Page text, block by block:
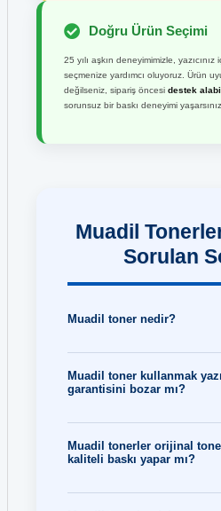
Doğru Ürün Seçimi
25 yılı aşkın deneyimimizle,
seçmenize yardımcı oluyoruz. Ürün
değilseniz, sipariş öncesi destek
sorunsuz bir baskı deneyimi yaşarsınız.
Muadil
Sorulan
Muadil toner nedir?
Muadil toner kullanmak
garantisini bozar mı?
Muadil tonerler orijinal
kaliteli baskı yapar mı?